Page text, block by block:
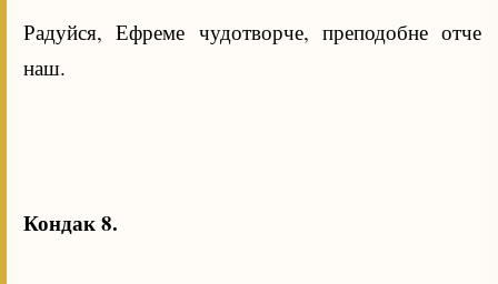
Радуйся, Ефреме чудотворче, преподобне отче
наш.
Кондак 8.